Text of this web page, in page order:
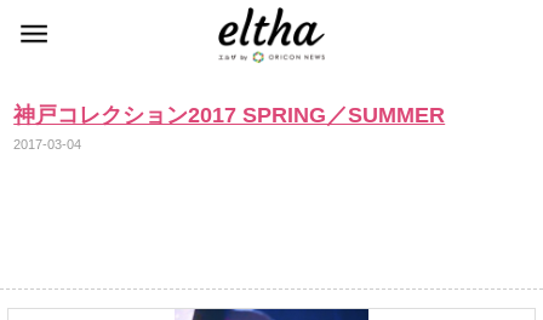
神戸コレクション2017 SPRING／SUMMER
2017-03-04